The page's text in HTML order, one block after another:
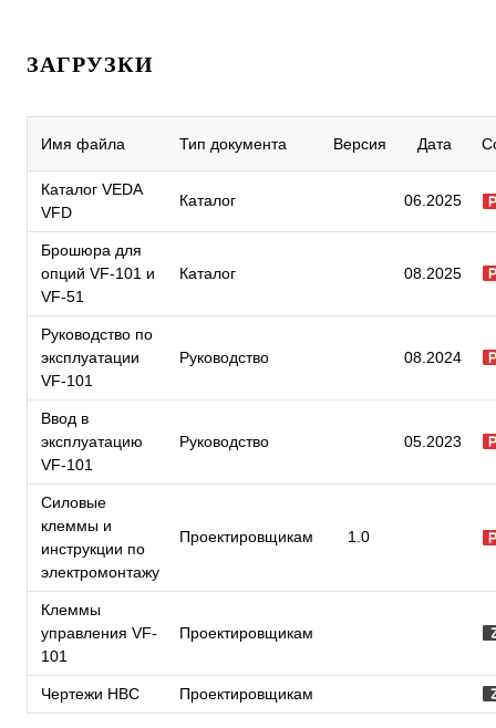
ЗАГРУЗКИ
Имя файла Тип документа Версия Дата
Каталог VEDA
VFD
Каталог 06.2025
Брошюра для
опций VF-101 и
VF-51
Каталог 08.2025
Руководство по
эксплуатации
VF-101
Руководство 08.2024
Ввод в
эксплуатацию
VF-101
Руководство 05.2023
Силовые
клеммы и
инструкции по
электромонтажу
Проектировщикам 1.0
Клеммы
управления VF-
101
Проектировщикам
Чертежи HBC Проектировщикам